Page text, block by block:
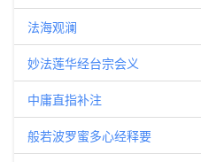
法海观澜
妙法莲华经台宗会义
中庸直指补注
般若波罗蜜多心经释要